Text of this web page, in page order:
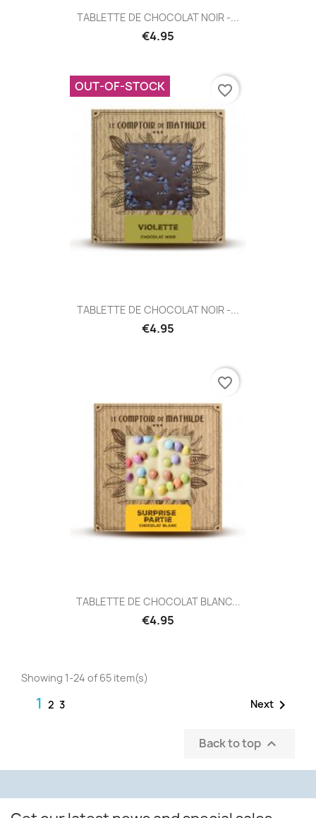
TABLETTE DE CHOCOLAT NOIR -...
€4.95
TABLETTE DE CHOCOLAT NOIR -...
€4.95
OUT-OF-STOCK favorite_border
TABLETTE DE CHOCOLAT BLANC...
€4.95
favorite_border
Showing 1-24 of 65 item(s)
1 2 3 Next 
Back to top 